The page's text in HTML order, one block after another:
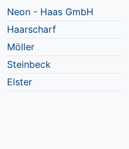
Neon - Haas GmbH
Haarscharf
Möller
Steinbeck
Elster